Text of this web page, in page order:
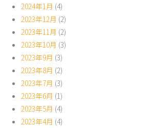
2024年1月 (4)
2023年12月 (2)
2023年11月 (2)
2023年10月 (3)
2023年9月 (3)
2023年8月 (2)
2023年7月 (3)
2023年6月 (1)
2023年5月 (4)
2023年4月 (4)